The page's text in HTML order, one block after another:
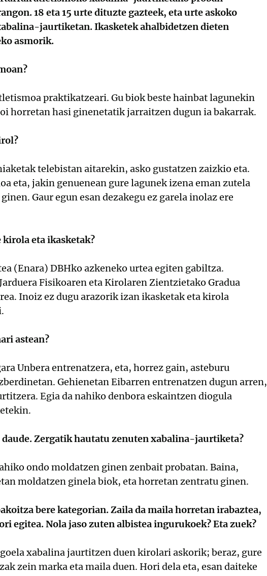
18 eta 15 urte dituzte gazteek, eta urte askoko
jaurtiketan. Ikasketek ahalbidetzen dieten
asmorik.
praktikatzeari. Gu biok beste hainbat lagunekin
horretan hasi ginenetatik jarraitzen dugun ia bakarrak.
telebistan aitarekin, asko gustatzen zaizkio eta.
eta, jakin genuenean gure lagunek izena eman zutela
Gaur egun esan dezakegu ez garela inolaz ere
eta ikasketak?
(Enara) DBHko azkeneko urtea egiten gabiltza.
Fisikoaren eta Kirolaren Zientzietako Gradua
Inoiz ez dugu arazorik izan ikasketak eta kirola
astean?
Unbera entrenatzera, eta, horrez gain, asteburu
Gehienetan Eibarren entrenatzen dugun arren,
Egia da nahiko denbora eskaintzen diogula
Zergatik hautatu zenuten xabalina-jaurtiketa?
ondo moldatzen ginen zenbait probatan. Baina,
moldatzen ginela biok, eta horretan zentratu ginen.
bere kategorian. Zaila da maila horretan irabaztea,
egitea. Nola jaso zuten albistea ingurukoek? Eta zuek?
xabalina jaurtitzen duen kirolari askorik; beraz, gure
zein marka eta maila duen. Hori dela eta, esan daiteke